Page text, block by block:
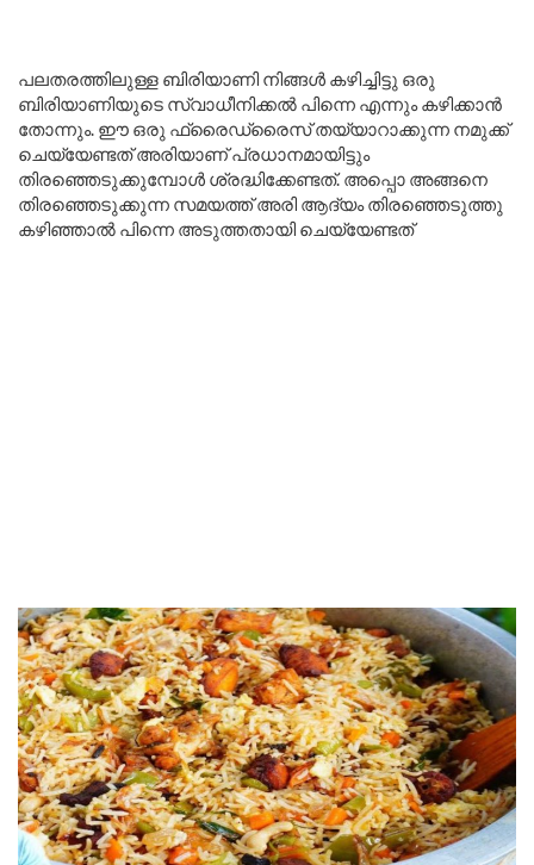
പലതരത്തിലുള്ള ബിരിയാണി നിങ്ങൾ കഴിച്ചിട്ടു ഒരു
ബിരിയാണിയുടെ സ്വാധീനിക്കൽ പിന്നെ എന്നും കഴിക്കാൻ
തോന്നും. ഈ ഒരു ഫ്രൈഡ്രൈസ് തയ്യാറാക്കുന്ന നമുക്ക്
ചെയ്യേണ്ടത് അരിയാണ് പ്രധാനമായിട്ടും
തിരഞ്ഞെടുക്കുമ്പോൾ ശ്രദ്ധിക്കേണ്ടത്. അപ്പൊ അങ്ങനെ
തിരഞ്ഞെടുക്കുന്ന സമയത്ത് അരി ആദ്യം തിരഞ്ഞെടുത്തു
കഴിഞ്ഞാൽ പിന്നെ അടുത്തതായി ചെയ്യേണ്ടത്